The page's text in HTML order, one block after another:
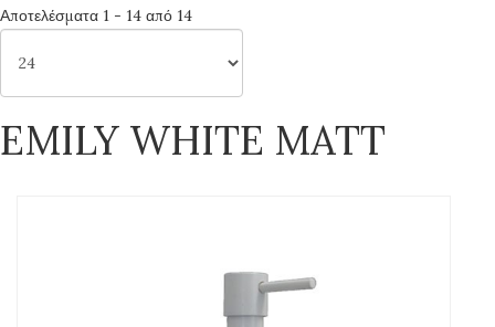
Αποτελέσματα 1 - 14 από 14
EMILY WHITE MATT